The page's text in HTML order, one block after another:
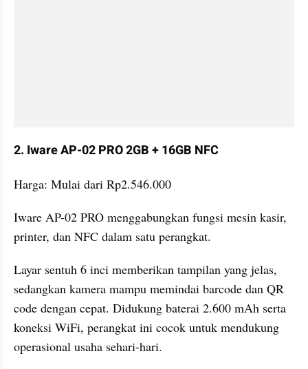
2. Iware AP-02 PRO 2GB + 16GB NFC
Harga: Mulai dari Rp2.546.000
Iware AP-02 PRO menggabungkan fungsi mesin kasir,
printer, dan NFC dalam satu perangkat.
Layar sentuh 6 inci memberikan tampilan yang jelas,
sedangkan kamera mampu memindai barcode dan QR
code dengan cepat. Didukung baterai 2.600 mAh serta
koneksi WiFi, perangkat ini cocok untuk mendukung
operasional usaha sehari-hari.